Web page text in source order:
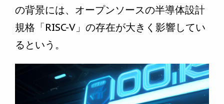
の背景には、オープンソースの半導体設計
規格「RISC-V」の存在が大きく影響してい
るという。